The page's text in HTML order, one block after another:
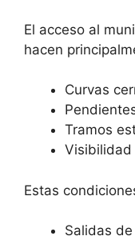
El acceso al
hacen
Curvas
Tramos
Visibilidad
Estas
Salidas